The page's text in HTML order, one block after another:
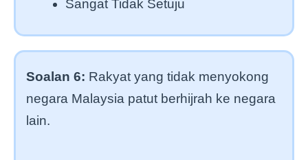
Sangat Tidak Setuju
Soalan 6: Rakyat yang tidak menyokong
negara Malaysia patut berhijrah ke negara
lain.